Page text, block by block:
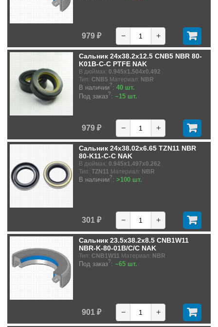
979 ₽ − +
Сальник 24x38.2x12.5 CNB5 NBR 80-
K01B-C-C PTFE NAK
В дюймах: 0.945x1.504x0.492
Тип: CNB5 Материал: NBR
В наличии?: 40 шт.
Под заказ?: ~15 шт.
979 ₽ − +
Сальник 24x38.02x6.65 TZN11 NBR
80-K11-C-C NAK
В дюймах: 0.945x1.497x0.262
Тип: TZN11 Материал: NBR
В наличии?: >100 шт.
301 ₽ − +
Сальник 23.5x38.2x8.5 CNB1W11
NBR-K-80-01B/C/C NAK
Тип: CNB1W11 Материал: NBR
Под заказ?: ~65 шт.
901 ₽ − +